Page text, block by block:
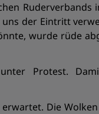
Ruderverbands
der Eintritt
wurde rüde
unter Protest.
Die